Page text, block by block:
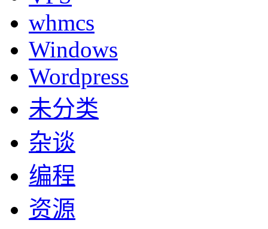
whmcs
Windows
Wordpress
未分类
杂谈
编程
资源